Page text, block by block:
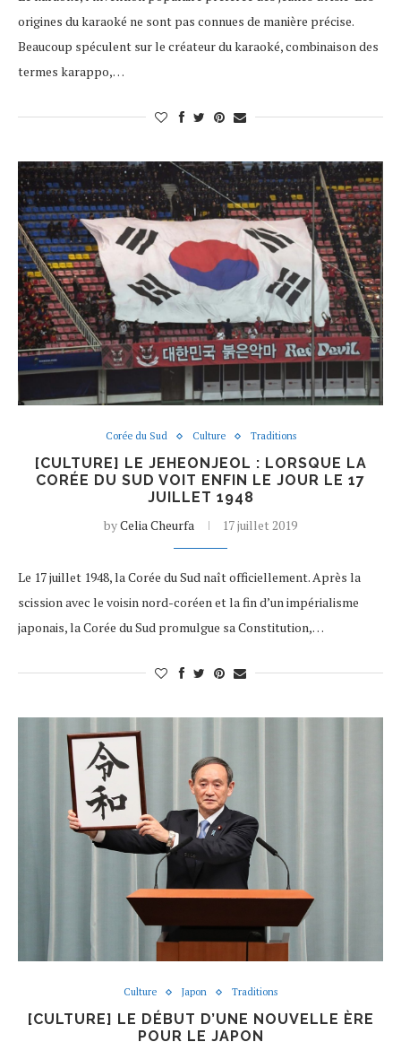
origines du karaoké ne sont pas connues de manière précise.
Beaucoup spéculent sur le créateur du karaoké, combinaison des
termes karappo,…
Corée du Sud Culture Traditions
[CULTURE] LE JEHEONJEOL : LORSQUE LA
CORÉE DU SUD VOIT ENFIN LE JOUR LE 17
JUILLET 1948
byCelia Cheurfa 17 juillet 2019
Le 17 juillet 1948, la Corée du Sud naît officiellement. Après la
scission avec le voisin nord-coréen et la fin d’un impérialisme
japonais, la Corée du Sud promulgue sa Constitution,…
Culture Japon Traditions
[CULTURE] LE DÉBUT D’UNE NOUVELLE ÈRE
POUR LE JAPON